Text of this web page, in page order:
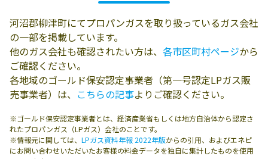
河沼郡柳津町にてプロパンガスを取り扱っているガス会社
の一部を掲載しています。
他のガス会社も確認されたい方は、 各市区町村ページから
ご確認ください。
各地域のゴールド保安認定事業者（第一号認定LPガス販
売事業者）は、 こちらの記事よりご確認ください。
※ゴールド保安認定事業者とは、経済産業省もしくは地方自治体から認定さ
れたプロパンガス（LPガス）会社のことです。
※情報元に関しては、 LPガス資料年報 2022年版からの引用、およびエネピ
にお問い合わせいただいたお客様の料金データを独自に集計したものを使用